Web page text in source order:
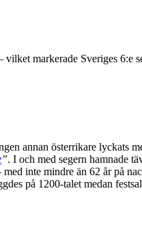
markerade Sveriges 6:e
annan österrikare lyckats
”. I och med segern hamnade
inte mindre än 62 år på
på 1200-talet medan